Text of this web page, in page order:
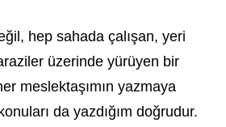
hep sahada çalışan, yeri
üzerinde yürüyen bir
meslektaşımın yazmaya
da yazdığım doğrudur.